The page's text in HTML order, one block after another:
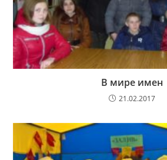
В мире имен
21.02.2017